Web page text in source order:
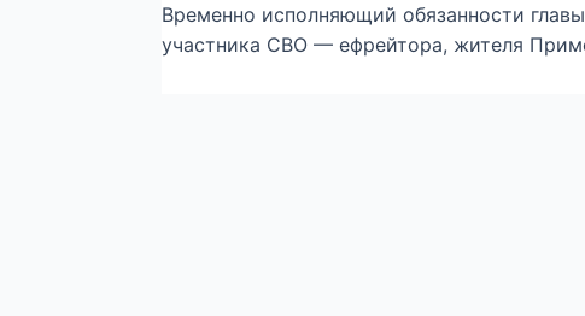
Временно исполняющий обязанности
участника СВО — ефрейтора, жителя